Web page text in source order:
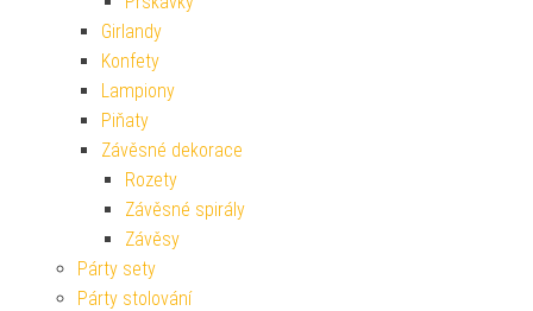
Girlandy
Konfety
Lampiony
Piňaty
Závěsné dekorace
Rozety
Závěsné spirály
Závěsy
Párty sety
Párty stolování